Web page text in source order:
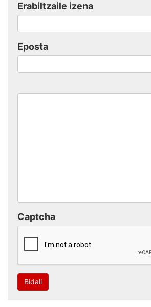
Erabiltzaile izena
Eposta
Captcha
Bidali